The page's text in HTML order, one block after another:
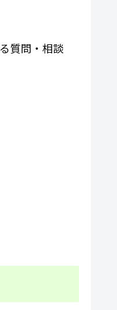
質問・相談